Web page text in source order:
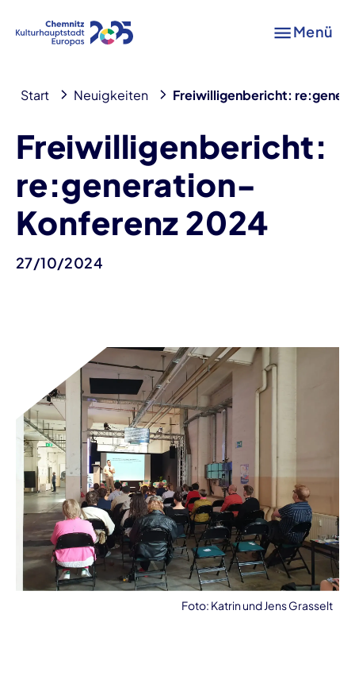
Menü
Start Neuigkeiten Freiwilligenbericht:
Freiwilligenbericht:
re:generation-
Konferenz 2024
27/10/2024
Foto: Katrin und Jens Grasselt